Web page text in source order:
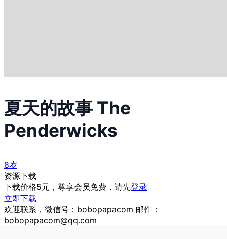
夏天的故事 The
Penderwicks
8岁
资源下载
下载价格5元，尊享会员免费，请先登录
立即下载
欢迎联系，微信号：bobopapacom 邮件：
bobopapacom@qq.com